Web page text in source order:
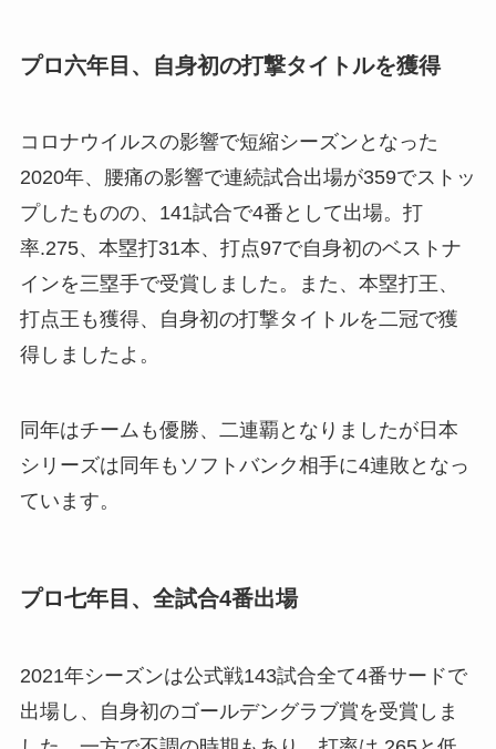
プロ六年目、自身初の打撃タイトルを獲得
コロナウイルスの影響で短縮シーズンとなった
2020年、腰痛の影響で連続試合出場が359でストッ
プしたものの、141試合で4番として出場。打
率.275、本塁打31本、打点97で自身初のベストナ
インを三塁手で受賞しました。また、本塁打王、
打点王も獲得、自身初の打撃タイトルを二冠で獲
得しましたよ。
同年はチームも優勝、二連覇となりましたが日本
シリーズは同年もソフトバンク相手に4連敗となっ
ています。
プロ七年目、全試合4番出場
2021年シーズンは公式戦143試合全て4番サードで
出場し、自身初のゴールデングラブ賞を受賞しま